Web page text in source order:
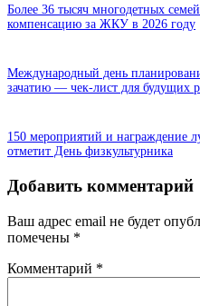
Более 36 тысяч многодетных
компенсацию за ЖКУ в 2026 году
Международный день
зачатию — чек-лист для будущих
150 мероприятий и награждение
отметит День физкультурника
Добавить комментарий
Ваш адрес email не будет
помечены *
Комментарий *